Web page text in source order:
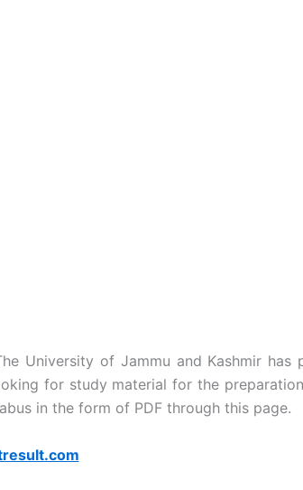
University of Jammu and Kashmir has
for study material for the
in the form of PDF through this page.